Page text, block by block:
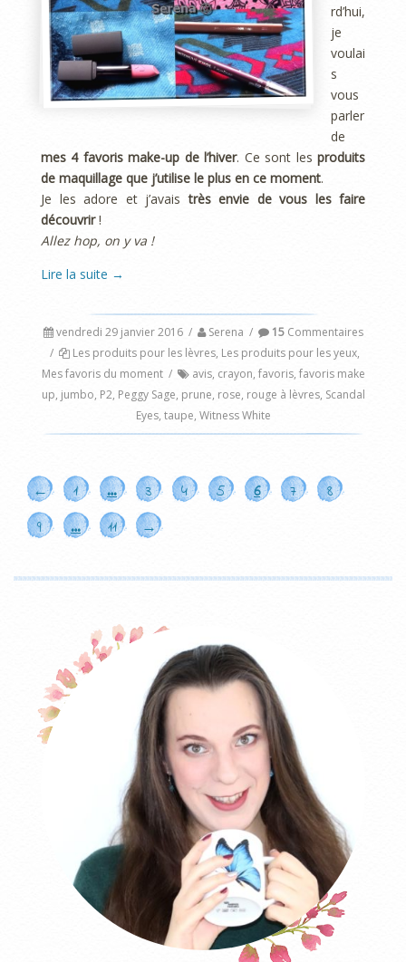
rd’hui,
je
voulai
s
vous
parler
de
mes 4 favoris make-up de l’hiver. Ce sont lesproduits
de maquillage que j’utilise le plus en ce moment.
Je les adore et j’avaistrès envie de vous les faire
découvrir!
Allez hop, on y va !
Lire la suite →
vendredi 29 janvier 2016 / Serena / 15Commentaires
/
Les produits pour les lèvres, Les produits pour les yeux,
Mes favoris du moment / avis, crayon, favoris, favoris make
up, jumbo, P2, Peggy Sage, prune, rose, rouge à lèvres, Scandal
Eyes, taupe, Witness White
← 1 … 3 4 5 6 7
8
9
… 11 →